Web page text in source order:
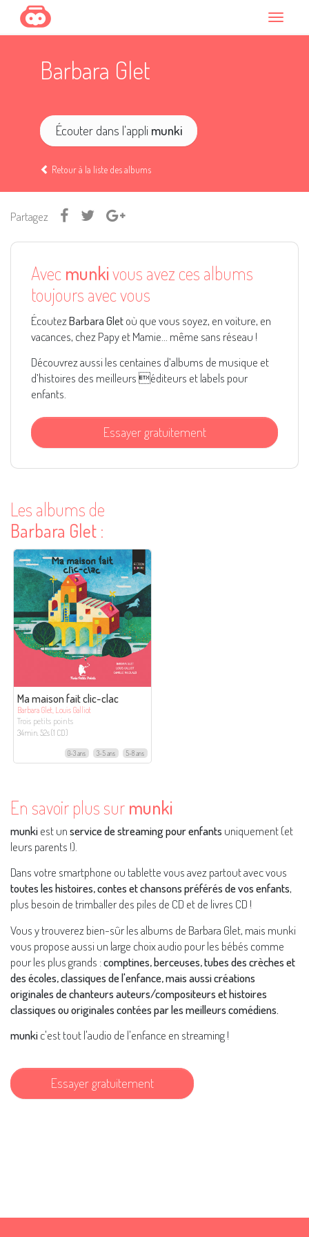
Barbara Glet
Écouter dans l'appli munki
Retour à la liste des albums
Partagez
Avec munkivous avez ces albums
toujours avec vous
ÉcoutezBarbara Gletoù que vous soyez, en voiture, en
vacances, chez Papy et Mamie... même sans réseau !
Découvrez aussi les centaines d’albums de musique et
d’histoires des meilleurs éditeurs et labels pour
enfants.
Essayer gratuitement
Les albums de
Barbara Glet :
Ma maison fait clic-clac
Barbara Glet, Louis Galliot
Trois petits points
34min. 52s (1 CD)
0-3 ans 3-5 ans 5-8 ans
En savoir plus sur munki
munkiest unservice de streaming pour enfants uniquement (et
leurs parents !).
Dans votre smartphone ou tablette vous avez partout avec vous
toutes les histoires, contes et chansons préférés de vos enfants,
plus besoin de trimballer des piles de CD et de livres CD !
Vous y trouverez bien-sûr les albums de Barbara Glet, mais munki
vous propose aussi un large choix audio pour les bébés comme
pour les plus grands :comptines, berceuses, tubes des crèches et
des écoles, classiques de l'enfance, mais aussi créations
originales de chanteurs auteurs/compositeurs et histoires
classiques ou originales contées par les meilleurs comédiens.
munkic'est tout l'audio de l'enfance en streaming !
Essayer gratuitement